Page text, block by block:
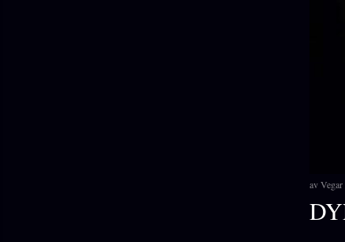
avVegar